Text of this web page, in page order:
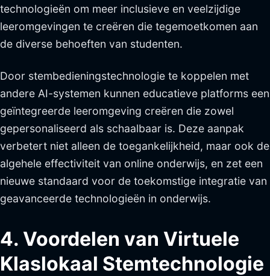
technologieën om meer inclusieve en veelzijdige
leeromgevingen te creëren die tegemoetkomen aan
de diverse behoeften van studenten.
Door stembedieningstechnologie te koppelen met
andere AI-systemen kunnen educatieve platforms een
geïntegreerde leeromgeving creëren die zowel
gepersonaliseerd als schaalbaar is. Deze aanpak
verbetert niet alleen de toegankelijkheid, maar ook de
algehele effectiviteit van online onderwijs, en zet een
nieuwe standaard voor de toekomstige integratie van
geavanceerde technologieën in onderwijs.
4. Voordelen van Virtuele
Klaslokaal Stemtechnologie